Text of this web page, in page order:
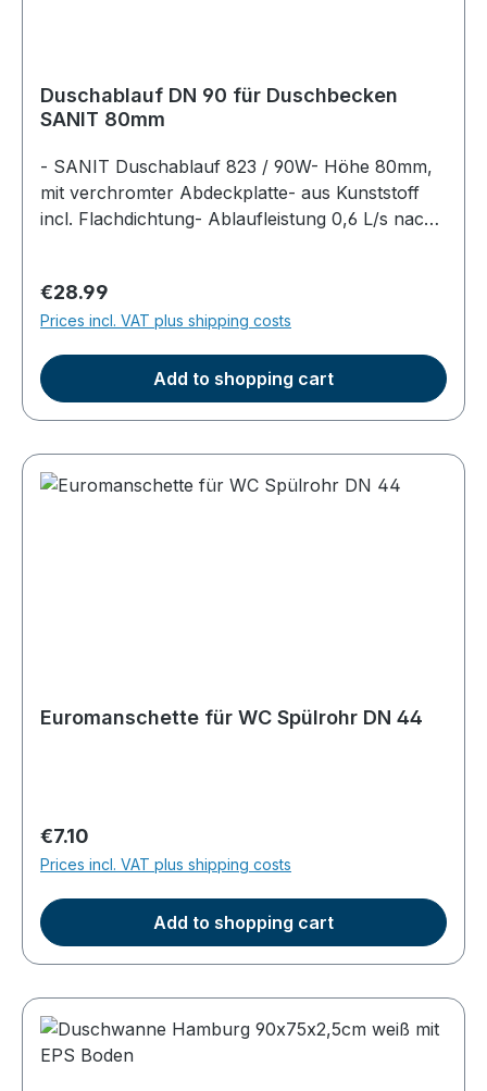
Wannenträger
Sanitärkeramik
Duschablauf DN 90 für Duschbecken
SANIT 80mm
- SANIT Duschablauf 823 / 90W- Höhe 80mm,
mit verchromter Abdeckplatte- aus Kunststoff
incl. Flachdichtung- Ablaufleistung 0,6 L/s nach
Regular price:
€28.99
Prices incl. VAT plus shipping costs
Add to shopping cart
Euromanschette für WC Spülrohr DN 44
Regular price:
€7.10
Prices incl. VAT plus shipping costs
Add to shopping cart